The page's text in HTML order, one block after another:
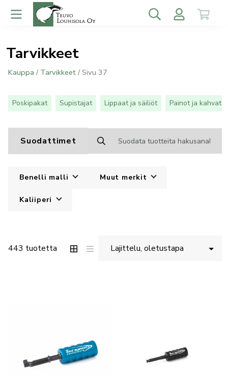
Tarvikkeet
Kauppa / Tarvikkeet / Sivu 37
Poskipakat Supistajat Lippaat ja säiliöt Painot ja kahvat
Suodattimet
Benelli malli Muut merkit
Kaliiperi
443 tuotetta